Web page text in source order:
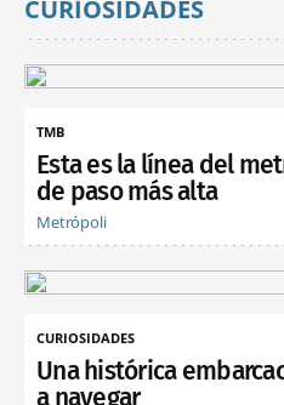
CURIOSIDADES
TMB
Esta es la línea del
de paso más alta
Metrópoli
CURIOSIDADES
Una histórica
a navegar